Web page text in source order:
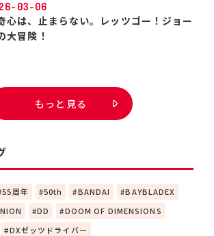
03-06
心は、止まらない。レッツゴー！ジョー
大冒険！
もっと見る
55周年 50th BANDAI
BAYBLADEX
DD
DOOM OF DIMENSIONS
DXゼッツドライバー